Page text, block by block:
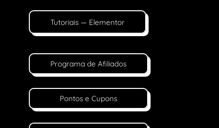
Tutoriais — Elementor
Programa de Afiliados
Pontos e Cupons